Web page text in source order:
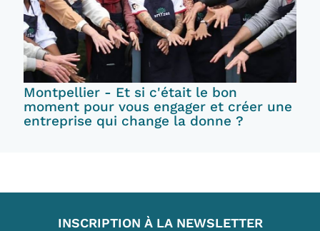
Montpellier - Et si c'était le bon
moment pour vous engager et créer une
entreprise qui change la donne ?
INSCRIPTION À LA NEWSLETTER